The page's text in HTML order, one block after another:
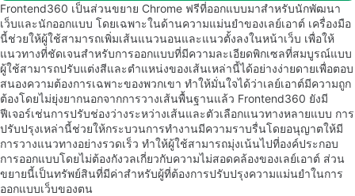
Frontend360 เป็นส่วนขยาย Chrome ฟรีที่ออกแบบมาสำหรับนักพัฒนา
เว็บและนักออกแบบ โดยเฉพาะในด้านความแม่นยำของเลย์เอาต์ เครื่องมือ
นี้ช่วยให้ผู้ใช้สามารถเพิ่มเส้นแนวนอนและแนวตั้งลงในหน้าเว็บ เพื่อให้
แนวทางที่ชัดเจนสำหรับการออกแบบที่มีความละเอียดพิกเซลที่สมบูรณ์แบบ
ผู้ใช้สามารถปรับแต่งสีและตำแหน่งของเส้นเหล่านี้ได้อย่างง่ายดายเพื่อตอบ
สนองความต้องการเฉพาะของพวกเขา ทำให้มั่นใจได้ว่าเลย์เอาต์มีความถูก
ต้องโดยไม่ยุ่งยากนอกจากการวางเส้นพื้นฐานแล้ว Frontend360 ยังมี
ฟีเจอร์เช่นการปรับช่องว่างระหว่างเส้นและตัวเลือกแนวทางหลายแบบ การ
ปรับปรุงเหล่านี้ช่วยให้กระบวนการทำงานมีความราบรื่นโดยอนุญาตให้มี
การวางแนวทางอย่างรวดเร็ว ทำให้ผู้ใช้สามารถมุ่งเน้นไปที่องค์ประกอบ
การออกแบบโดยไม่ต้องกังวลเกี่ยวกับความไม่สอดคล้องของเลย์เอาต์ ส่วน
ขยายนี้เป็นทรัพย์สินที่มีค่าสำหรับผู้ที่ต้องการปรับปรุงความแม่นยำในการ
ออกแบบเว็บของตน